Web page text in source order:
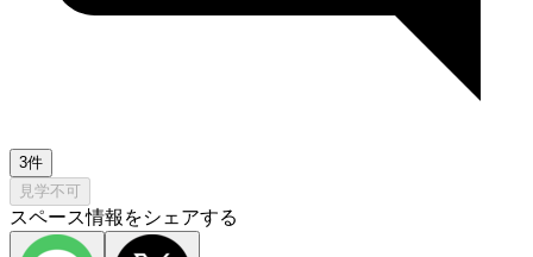
3件
見学不可
スペース情報をシェアする